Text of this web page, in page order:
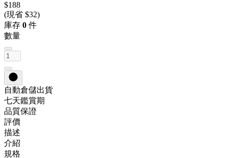
$188
(現省 $32)
庫存 0 件
數量
自動倉儲出貨
七天鑑賞期
品質保證
評價
描述
介紹
規格